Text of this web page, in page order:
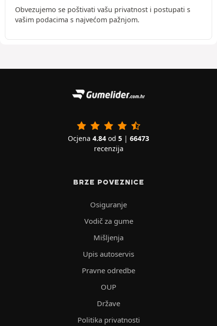
Obvezujemo se poštivati vašu privatnost i postupati s
vašim podacima s najvećom pažnjom.
Ocjena 4.84 od 5 | 66473
recenzija
BRZE POVEZNICE
Osiguranje
Vodič za gume
Mišljenja
Upis autoservis
Pravne odredbe
OUP
Države
Politika privatnosti